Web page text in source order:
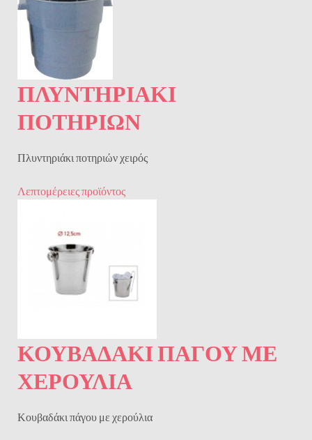
ΠΛΥΝΤΗΡΙΑΚΙ
ΠΟΤΗΡΙΩΝ
Πλυντηριάκι ποτηριών χειρός
Λεπτομέρειες προϊόντος
ΚΟΥΒΑΔΆΚΙ ΠΆΓΟΥ ΜΕ
ΧΕΡΟΎΛΙΑ
Κουβαδάκι πάγου με χερούλια